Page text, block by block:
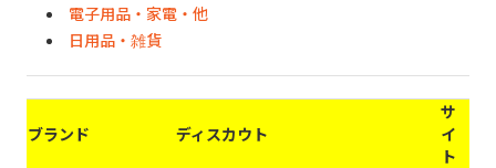
電子用品・家電・他
日用品・雑貨
ブランド ディスカウト
サ
イ
ト